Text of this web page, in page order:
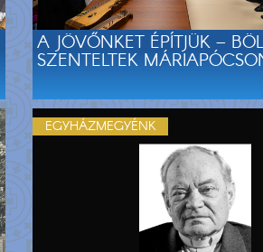
A JÖVŐNKET ÉPÍTJÜK –
SZENTELTEK
EGYHÁZMEGYÉNK